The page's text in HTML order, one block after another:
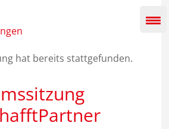
hat bereits stattgefunden.